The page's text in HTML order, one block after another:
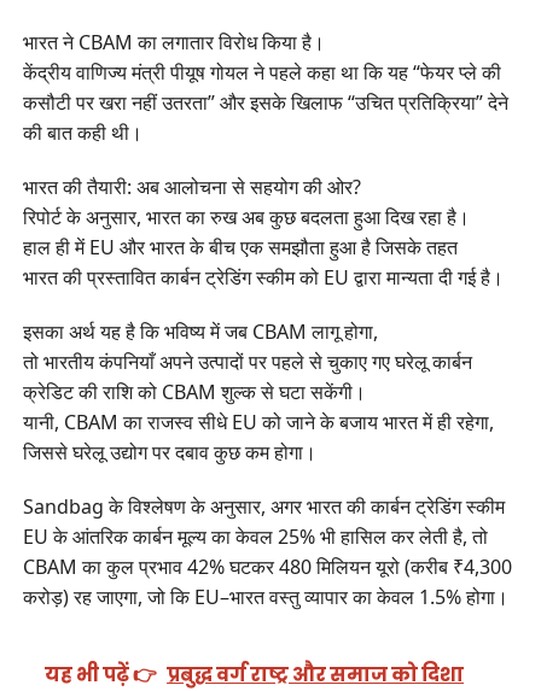
भारत ने CBAM का लगातार विरोध किया है।
केंद्रीय वाणिज्य मंत्री पीयूष गोयल ने पहले कहा था कि यह “फेयर प्ले की
कसौटी पर खरा नहीं उतरता” और इसके खिलाफ “उचित प्रतिक्रिया” देने
की बात कही थी।
भारत की तैयारी: अब आलोचना से सहयोग की ओर?
रिपोर्ट के अनुसार, भारत का रुख अब कुछ बदलता हुआ दिख रहा है।
हाल ही में EU और भारत के बीच एक समझौता हुआ है जिसके तहत
भारत की प्रस्तावित कार्बन ट्रेडिंग स्कीम को EU द्वारा मान्यता दी गई है।
इसका अर्थ यह है कि भविष्य में जब CBAM लागू होगा,
तो भारतीय कंपनियाँ अपने उत्पादों पर पहले से चुकाए गए घरेलू कार्बन
क्रेडिट की राशि को CBAM शुल्क से घटा सकेंगी।
यानी, CBAM का राजस्व सीधे EU को जाने के बजाय भारत में ही रहेगा,
जिससे घरेलू उद्योग पर दबाव कुछ कम होगा।
Sandbag के विश्लेषण के अनुसार, अगर भारत की कार्बन ट्रेडिंग स्कीम
EU के आंतरिक कार्बन मूल्य का केवल 25% भी हासिल कर लेती है, तो
CBAM का कुल प्रभाव 42% घटकर 480 मिलियन यूरो (करीब ₹4,300
करोड़) रह जाएगा, जो कि EU–भारत वस्तु व्यापार का केवल 1.5% होगा।
यह भी पढ़ें 👉 प्रबुद्ध वर्ग राष्ट्र और समाज को दिशा